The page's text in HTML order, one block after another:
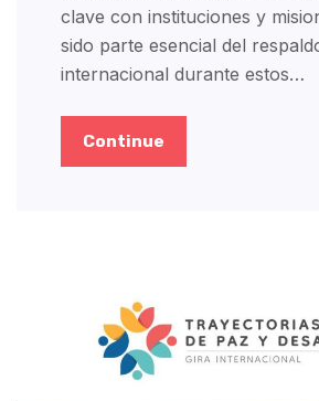
clave con instituciones y
sido parte esencial del
internacional durante estos…
Continue